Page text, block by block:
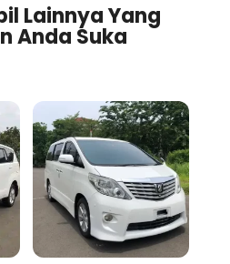
Lainnya Yang
Anda Suka